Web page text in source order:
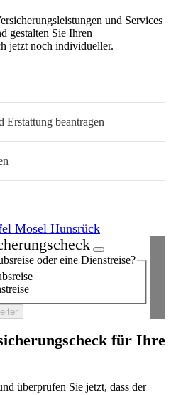
und Services
gestalten Sie Ihren
jetzt noch individueller.
Erstattung beantragen
Mosel Hunsrück
eine private Urlaubsreise oder eine Dienstreise?
für Ihre
überprüfen Sie jetzt, dass der